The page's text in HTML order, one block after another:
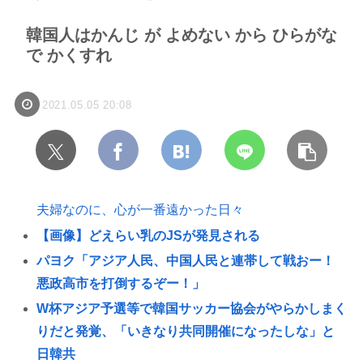
韓国人はかんじ が よめない から ひらがな
で かくすれ
2021.05.05 20:08
夫婦なのに、心が一番遠かった日々
【画像】どえらい乳のJSが発見される
パヨク「アジア人民、中国人民と連帯して戦おー！
悪政高市を打倒するぞー！」
W杯アジア予選等で韓国サッカー協会がやらかしまく
りだと発覚、「いきなり共同開催になったしな」と
日韓共